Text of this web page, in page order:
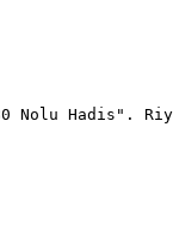
Nolu Hadis".